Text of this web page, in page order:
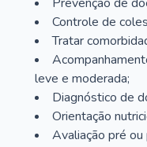
Controle de
Tratar
leve e moderada;
Diagnóstico de
Orientação
Avaliação pré